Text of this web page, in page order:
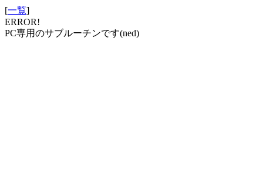
[一覧]
ERROR!
PC専用のサブルーチンです(ned)